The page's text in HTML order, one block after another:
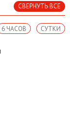
СВЕРНУТЬ ВСЕ
СУТКИ
6 ЧАСОВ